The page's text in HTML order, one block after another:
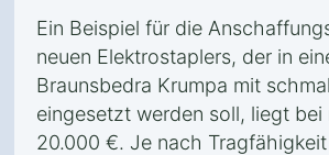
Ein Beispiel für die
neuen Elektrostaplers, der in
Braunsbedra Krumpa mit
eingesetzt werden soll, liegt bei
20.000 €. Je nach